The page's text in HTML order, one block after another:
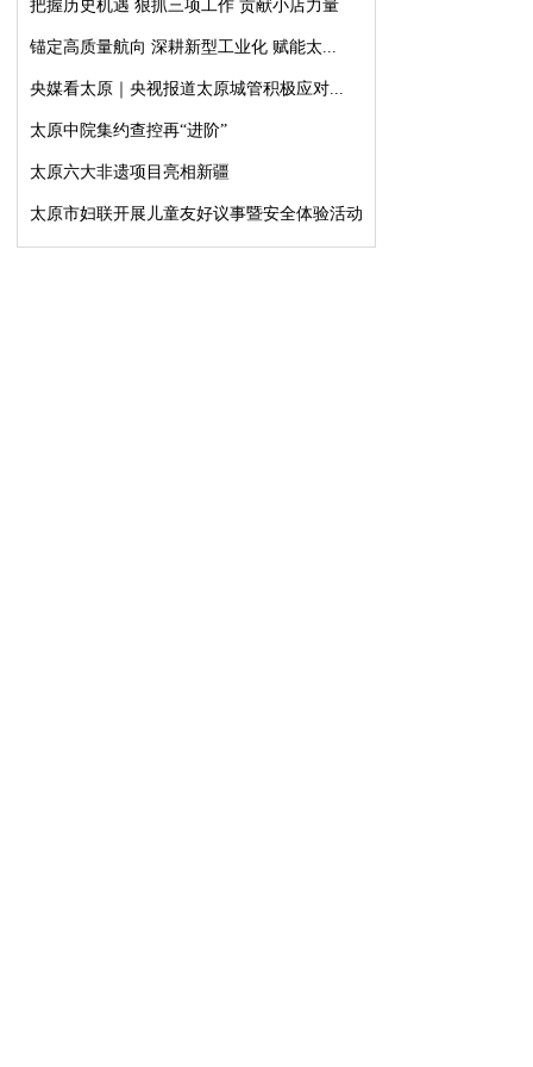
把握历史机遇 狠抓三项工作 贡献小店力量
锚定高质量航向 深耕新型工业化 赋能太...
央媒看太原｜央视报道太原城管积极应对...
太原中院集约查控再“进阶”
太原六大非遗项目亮相新疆
太原市妇联开展儿童友好议事暨安全体验活动